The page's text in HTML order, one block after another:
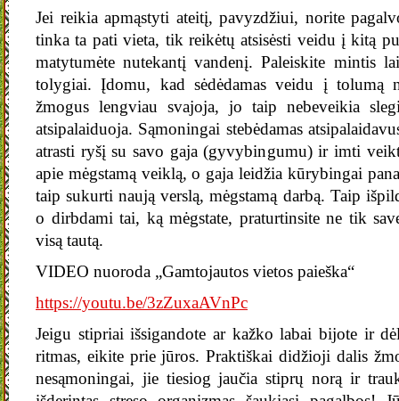
Jei reikia apmąstyti ateitį, pavyzdžiui, norite
tinka ta pati vieta, tik reikėtų atsisėsti veidu į kitą
matytumėte nutekantį vandenį. Paleiskite mintis
tolygiai. Įdomu, kad sėdėdamas veidu į tolumą
žmogus lengviau svajoja, jo taip nebeveikia
atsipalaiduoja. Sąmoningai stebėdamas
atrasti ryšį su savo gaja (gyvybingumu) ir imti
apie mėgstamą veiklą, o gaja leidžia kūrybingai
taip sukurti naują verslą, mėgstamą darbą. Taip
o dirbdami tai, ką mėgstate, praturtinsite ne tik
visą tautą.
VIDEO nuoroda „Gamtojautos vietos paieška“
https://youtu.be/3zZuxaAVnPc
Jeigu stipriai išsigandote ar kažko labai bijote ir
ritmas, eikite prie jūros. Praktiškai didžioji dalis
nesąmoningai, jie tiesiog jaučia stiprų norą ir